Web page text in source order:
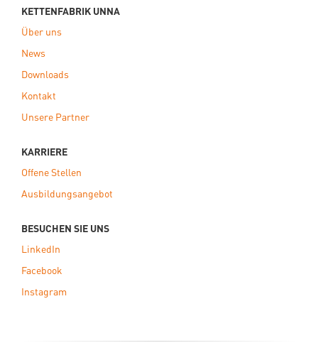
KETTENFABRIK UNNA
Über uns
News
Downloads
Kontakt
Unsere Partner
KARRIERE
Offene Stellen
Ausbildungsangebot
BESUCHEN SIE UNS
LinkedIn
Facebook
Instagram